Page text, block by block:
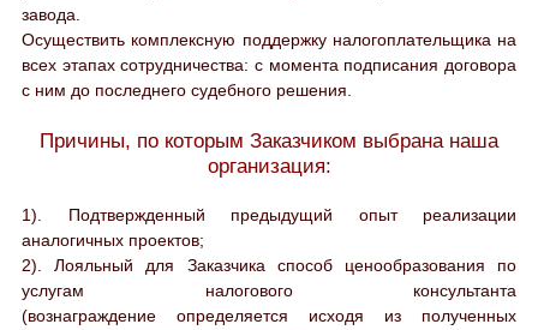
завода.
Осуществить комплексную поддержку налогоплательщика на
всех этапах сотрудничества: с момента подписания договора
с ним до последнего судебного решения.
Причины, по которым Заказчиком выбрана наша
организация:
1). Подтвержденный предыдущий опыт реализации
аналогичных проектов;
2). Лояльный для Заказчика способ ценообразования по
услугам налогового консультанта
(вознаграждение определяется исходя из полученных